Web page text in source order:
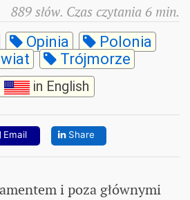
889 słów. Czas czytania 6 min.
Opinia
Polonia
Trójmorze
in English
Email Share
i poza głównymi